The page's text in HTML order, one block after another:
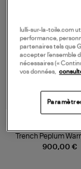
900,00 €
Trench Peplum
lulli-sur-la-toile.com
performance,
partenaires tels que
accepter l’ensemble
nécessaires («
vos données,